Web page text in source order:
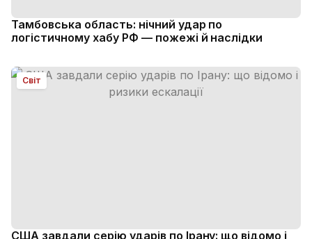
Тамбовська область: нічний удар по
логістичному хабу РФ — пожежі й наслідки
Світ
США завдали серію ударів по Ірану: що відомо і